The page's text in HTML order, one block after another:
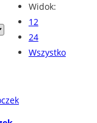
Widok:
12
24
Wszystko